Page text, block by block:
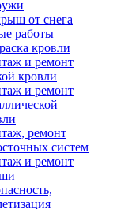
от снега
работы
кровли
и ремонт
кровли
и ремонт
ремонт
систем
и ремонт